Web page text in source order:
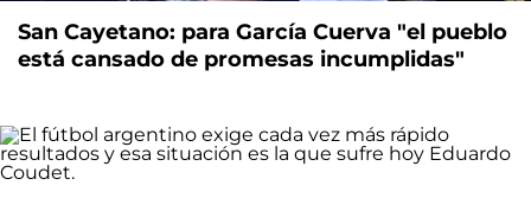
San Cayetano: para García Cuerva "el pueblo
está cansado de promesas incumplidas"